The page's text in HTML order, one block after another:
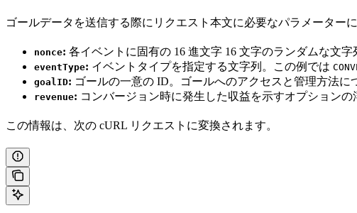
ゴールデータを送信する際にリクエスト本文に必要なパラメーター
nonce: 各イベントに固有の 16 進文字 16 文字のランダムな文字
eventType: イベントタイプを指定する文字列。この例では
goalID: ゴールの一意の ID。ゴールへのアクセスと管理方法に
revenue: コンバージョン時に発生した収益を示すオプションの
この情報は、次の cURL リクエストに変換されます。